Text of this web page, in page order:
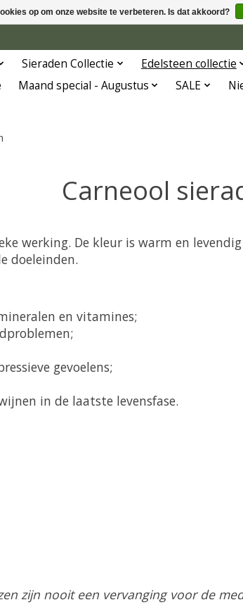
Sieraden Collectie Edelsteen collectie
Maand special - Augustus SALE
Carneool
werking. De kleur is warm en
doeleinden.
en vitamines;
gevoelens;
in de laatste levensfase.
zijn nooit een vervanging voor de
op om onze website te verbeteren. Is dat akkoord?